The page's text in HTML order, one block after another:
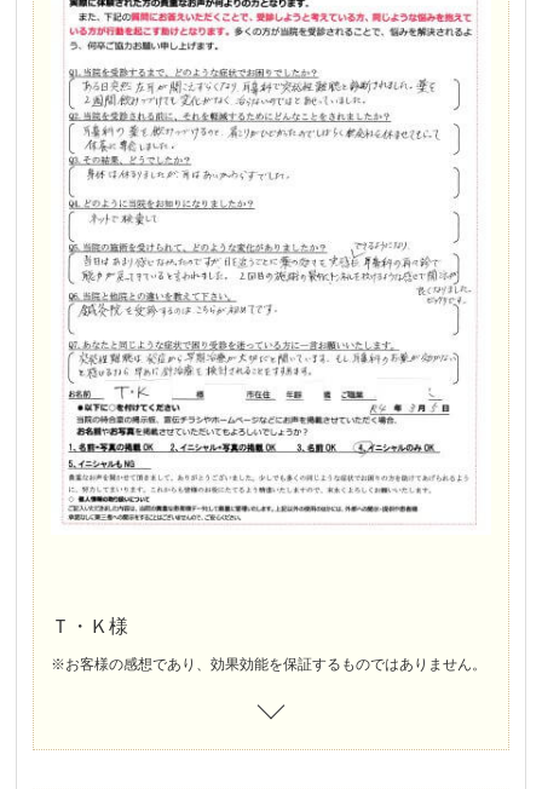
Ｔ・Ｋ様
※お客様の感想であり、効果効能を保証するものではありません。